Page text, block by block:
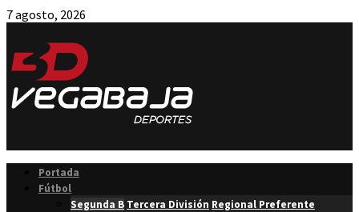
7 agosto, 2026
Portada
Fútbol
Segunda B Tercera División Regional Preferente